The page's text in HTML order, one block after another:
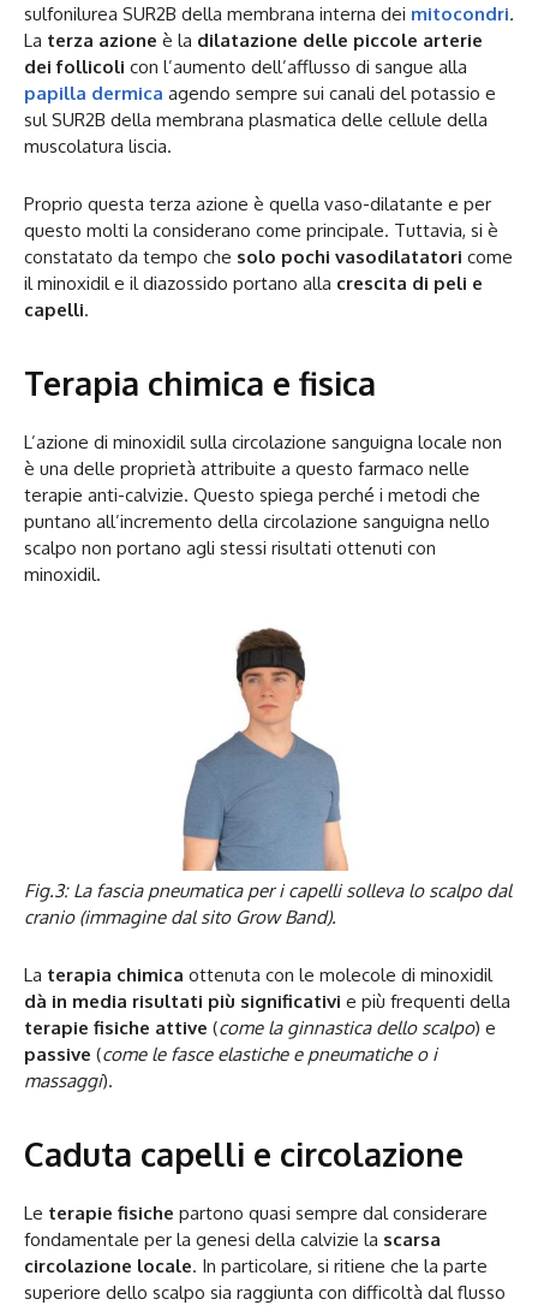
sulfonilurea SUR2B della membrana interna dei mitocondri.
La terza azione è la dilatazione delle piccole arterie
dei follicoli con l’aumento dell’afflusso di sangue alla
papilla dermica agendo sempre sui canali del potassio e
sul SUR2B della membrana plasmatica delle cellule della
muscolatura liscia.
Proprio questa terza azione è quella vaso-dilatante e per
questo molti la considerano come principale. Tuttavia, si è
constatato da tempo che solo pochi vasodilatatori come
il minoxidil e il diazossido portano alla crescita di peli e
capelli.
Terapia chimica e fisica
L’azione di minoxidil sulla circolazione sanguigna locale non
è una delle proprietà attribuite a questo farmaco nelle
terapie anti-calvizie. Questo spiega perché i metodi che
puntano all’incremento della circolazione sanguigna nello
scalpo non portano agli stessi risultati ottenuti con
minoxidil.
Fig.3: La fascia pneumatica per i capelli solleva lo scalpo dal
cranio (immagine dal sito Grow Band).
La terapia chimica ottenuta con le molecole di minoxidil
dà in media risultati più significativi e più frequenti della
terapie fisiche attive (come la ginnastica dello scalpo) e
passive (come le fasce elastiche e pneumatiche o i
massaggi).
Caduta capelli e circolazione
Le terapie fisiche partono quasi sempre dal considerare
fondamentale per la genesi della calvizie la scarsa
circolazione locale. In particolare, si ritiene che la parte
superiore dello scalpo sia raggiunta con difficoltà dal flusso